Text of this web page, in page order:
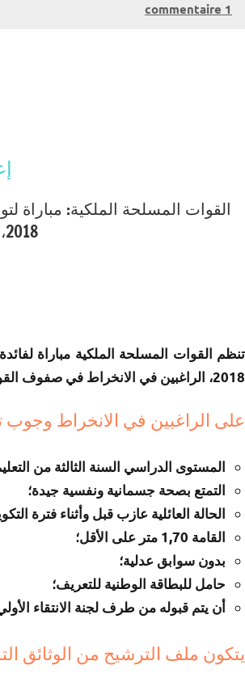
19/07/2018
kamal
1 commentaire
القوات المسلحة الملكية: مباراة
2018، آخر أجل للترشيح هو 24 غشت 2018
2018، الراغبين في الانخراط في صفوف القوات المسلحة الملكية (برتبة جندي من الدرجة الثانية).
على الراغبين في الانخراط وجوب
المستوى الدراسي السنة الثالثة من
التمتع بصحة جسمانية ونفسية جيدة؛
الحالة العائلية عازب قبل وأثناء فترة
القامة 1,70 متر على الأقل؛
بدون سوابق عدلية؛
حامل للبطاقة الوطنية للتعريف؛
أن يتم قبوله من طرف لجنة الانتقاء
يتكون ملف الترشيح من الوثائق